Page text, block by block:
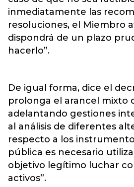
inmediatamente las
resoluciones, el Miembro
dispondrá de un plazo
hacerlo”.
De igual forma, dice el
prolonga el arancel mixto
adelantando gestiones
al análisis de diferentes
respecto a los
pública es necesario
objetivo legítimo luchar
activos”.